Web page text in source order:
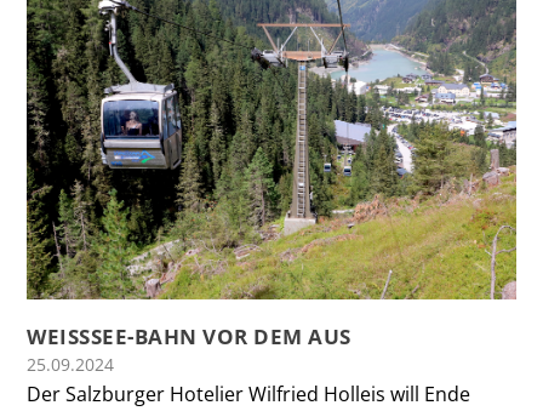
WEISSSEE-BAHN VOR DEM AUS
25.09.2024
Der Salzburger Hotelier Wilfried Holleis will Ende